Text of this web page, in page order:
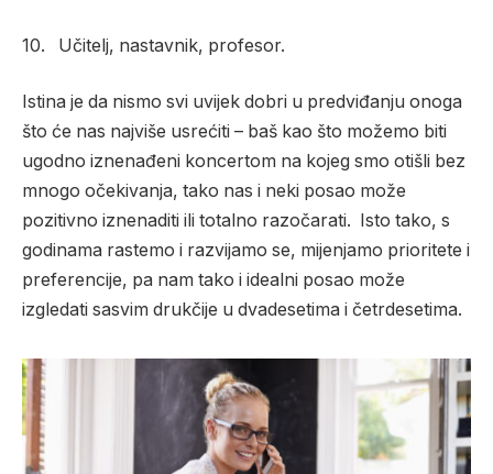
10. Učitelj, nastavnik, profesor.
Istina je da nismo svi uvijek dobri u predviđanju onoga
što će nas najviše usrećiti – baš kao što možemo biti
ugodno iznenađeni koncertom na kojeg smo otišli bez
mnogo očekivanja, tako nas i neki posao može
pozitivno iznenaditi ili totalno razočarati. Isto tako, s
godinama rastemo i razvijamo se, mijenjamo prioritete i
preferencije, pa nam tako i idealni posao može
izgledati sasvim drukčije u dvadesetima i četrdesetima.